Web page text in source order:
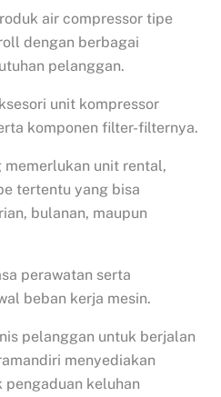
air compressor tipe
dengan berbagai
pelanggan.
unit kompressor
komponen filter-filternya.
unit rental,
tertentu yang bisa
bulanan, maupun
perawatan serta
beban kerja mesin.
pelanggan untuk berjalan
menyediakan
pengaduan keluhan